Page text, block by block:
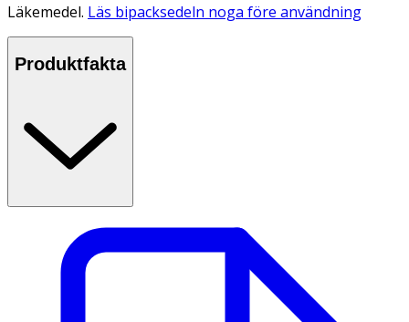
Läkemedel. Läs bipacksedeln noga före användning
Produktfakta